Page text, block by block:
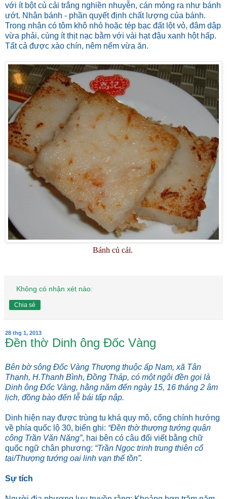
với ít bột củ cải trắng nghiền nhuyễn, cán mỏng ra như bánh
ướt. Nhân bánh - phần quyết định chất lượng của bánh.
Trong nhân có tôm khô nhỏ hoặc tép bạc đất lột vỏ, đâm dập
vừa phải, cùng ít thịt nạc bằm với vài hạt đậu xanh hột hấp.
Tất cả được xào chín, nêm nếm vừa ăn.
Bánh củ cải.
Không có nhận xét nào:
Chia sẻ
28 thg 1, 2013
Đền thờ Dinh ông Đốc Vàng
Bên bờ sông Đốc Vàng Thượng thuộc ấp Nam, xã Tân
Thạnh, H.Thanh Bình, Đồng Tháp, có một ngôi đền gọi là
Dinh ông Đốc Vàng, hằng năm đến ngày 15, 16 tháng 2 âm
lịch, đồng bào đến lễ bái tấp nập.
Dinh hiện nay được trùng tu khá quy mô, cổng chính hướng
về phía quốc lộ 30, biển ghi: “Đền thờ thượng tướng quận
công Trần Văn Năng”, hai bên có câu đối viết bằng chữ
quốc ngữ chân phương: “Trần Ngọc trinh trung thiên cổ
tại/Thượng tướng oai linh vạn thế tồn”.
Sự tích